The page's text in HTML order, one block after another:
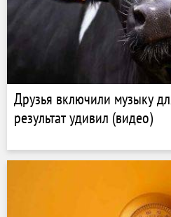
Друзья включили музыку
результат удивил (видео)